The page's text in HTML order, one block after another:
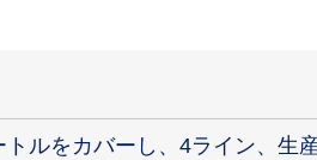
ルをカバーし、4ライン、生